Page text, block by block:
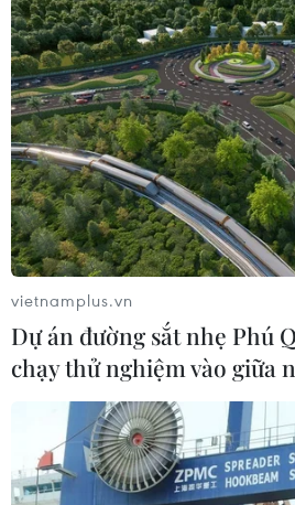
"sẵn sàng cân nhắc" đưa ra lời
hoặc tham dự trực tiếp trong
Hạ viện.
vietnamplus.vn
Dự án đường sắt nhẹ Phú
chạy thử nghiệm vào giữa